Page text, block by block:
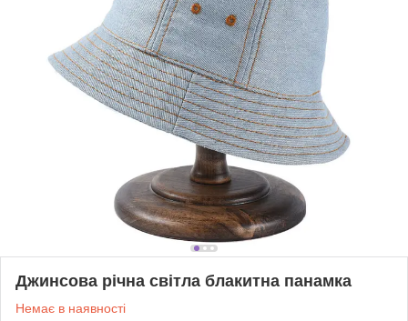
Джинсова річна світла блакитна панамка
Немає в наявності